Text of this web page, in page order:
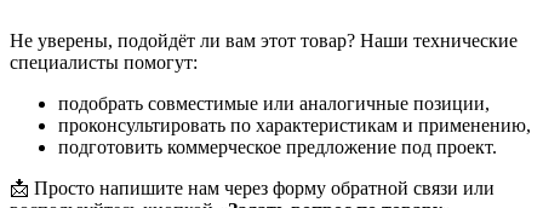
Не уверены, подойдёт ли вам этот товар? Наши технические
специалисты помогут:
подобрать совместимые или аналогичные позиции,
проконсультировать по характеристикам и применению,
подготовить коммерческое предложение под проект.
📩 Просто напишите нам через форму обратной связи или